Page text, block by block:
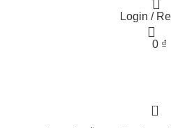
Login /
0 ₫
0